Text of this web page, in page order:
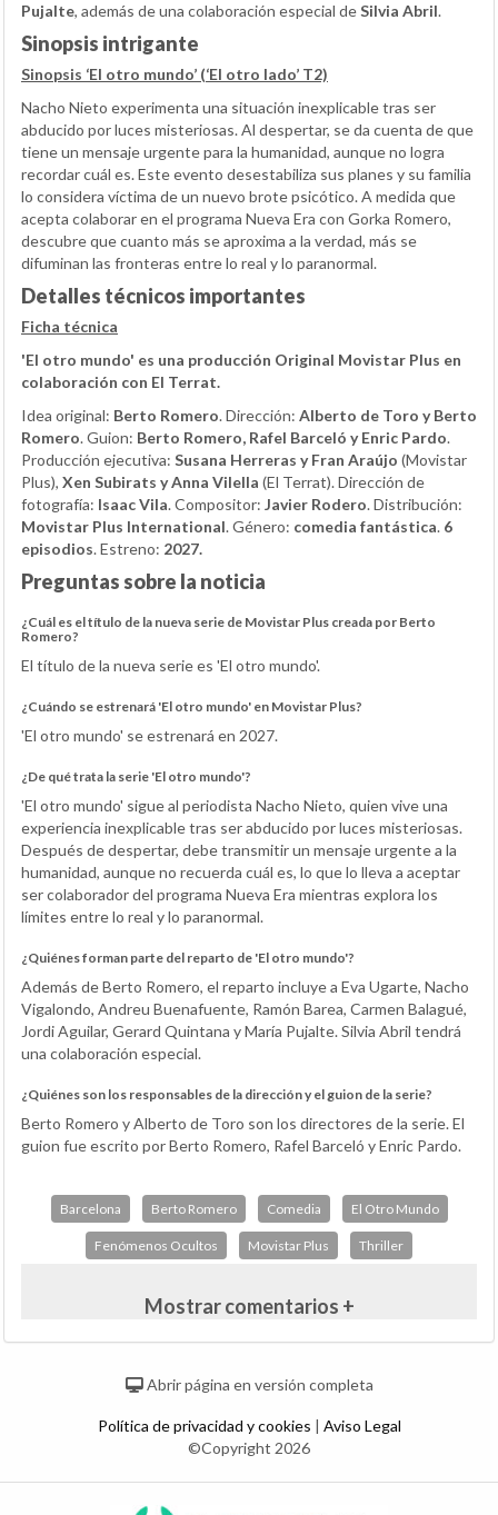
Pujalte, además de una colaboración especial deSilvia Abril.
Sinopsis intrigante
Sinopsis ‘El otro mundo’ (‘El otro lado’ T2)
Nacho Nieto experimenta una situación inexplicable tras ser
abducido por luces misteriosas. Al despertar, se da cuenta de que
tiene un mensaje urgente para la humanidad, aunque no logra
recordar cuál es. Este evento desestabiliza sus planes y su familia
lo considera víctima de un nuevo brote psicótico. A medida que
acepta colaborar en el programa Nueva Era con Gorka Romero,
descubre que cuanto más se aproxima a la verdad, más se
difuminan las fronteras entre lo real y lo paranormal.
Detalles técnicos importantes
Ficha técnica
'El otro mundo' es una producción Original Movistar Plus en
colaboración con El Terrat.
Idea original: Berto Romero. Dirección: Alberto de Toro y Berto
Romero. Guion: Berto Romero, Rafel Barceló y Enric Pardo.
Producción ejecutiva: Susana Herreras y Fran Araújo (Movistar
Plus), Xen Subirats y Anna Vilella (El Terrat). Dirección de
fotografía: Isaac Vila. Compositor: Javier Rodero. Distribución:
Movistar Plus International. Género: comedia fantástica. 6
episodios. Estreno: 2027.
Preguntas sobre la noticia
¿Cuál es el título de la nueva serie de Movistar Plus creada por Berto
Romero?
El título de la nueva serie es 'El otro mundo'.
¿Cuándo se estrenará 'El otro mundo' en Movistar Plus?
'El otro mundo' se estrenará en 2027.
¿De qué trata la serie 'El otro mundo'?
'El otro mundo' sigue al periodista Nacho Nieto, quien vive una
experiencia inexplicable tras ser abducido por luces misteriosas.
Después de despertar, debe transmitir un mensaje urgente a la
humanidad, aunque no recuerda cuál es, lo que lo lleva a aceptar
ser colaborador del programa Nueva Era mientras explora los
límites entre lo real y lo paranormal.
¿Quiénes forman parte del reparto de 'El otro mundo'?
Además de Berto Romero, el reparto incluye a Eva Ugarte, Nacho
Vigalondo, Andreu Buenafuente, Ramón Barea, Carmen Balagué,
Jordi Aguilar, Gerard Quintana y María Pujalte. Silvia Abril tendrá
una colaboración especial.
¿Quiénes son los responsables de la dirección y el guion de la serie?
Berto Romero y Alberto de Toro son los directores de la serie. El
guion fue escrito por Berto Romero, Rafel Barceló y Enric Pardo.
Barcelona Berto Romero Comedia El Otro Mundo
Fenómenos Ocultos Movistar Plus Thriller
Mostrar comentarios +
Abrir página en versión completa
Política de privacidad y cookies | Aviso Legal
©Copyright 2026